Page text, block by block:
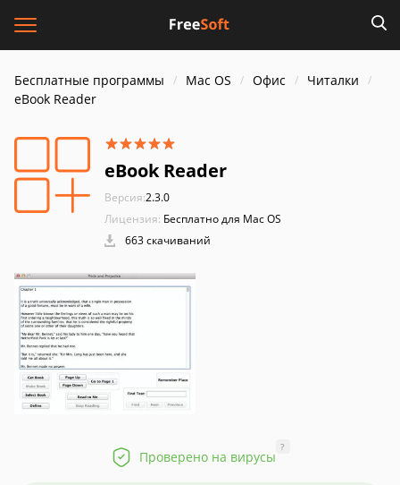
Бесплатные программы Mac OS Офис
Читалки
eBook Reader
eBook Reader
Версия:2.3.0
Лицензия: Бесплатно для Mac OS
663 скачиваний
Проверено на вирусы
?